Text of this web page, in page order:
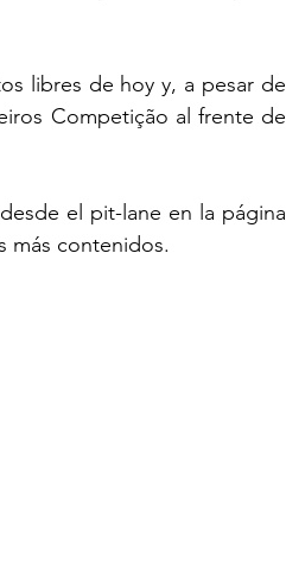
libres de hoy y, a pesar de
Competição al frente de
el pit-lane en la página
más contenidos.